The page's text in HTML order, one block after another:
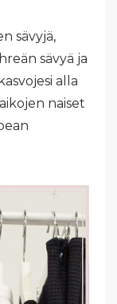
sävyjä,
sävyä ja
alla
naiset